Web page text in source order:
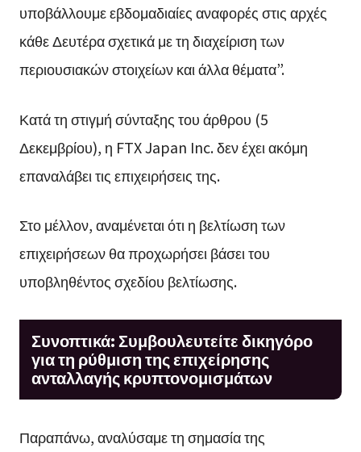
υποβάλλουμε εβδομαδιαίες αναφορές στις αρχές
κάθε Δευτέρα σχετικά με τη διαχείριση των
περιουσιακών στοιχείων και άλλα θέματα”.
Κατά τη στιγμή σύνταξης του άρθρου (5
Δεκεμβρίου), η FTX Japan Inc. δεν έχει ακόμη
επαναλάβει τις επιχειρήσεις της.
Στο μέλλον, αναμένεται ότι η βελτίωση των
επιχειρήσεων θα προχωρήσει βάσει του
υποβληθέντος σχεδίου βελτίωσης.
Συνοπτικά: Συμβουλευτείτε δικηγόρο
για τη ρύθμιση της επιχείρησης
ανταλλαγής κρυπτονομισμάτων
Παραπάνω, αναλύσαμε τη σημασία της